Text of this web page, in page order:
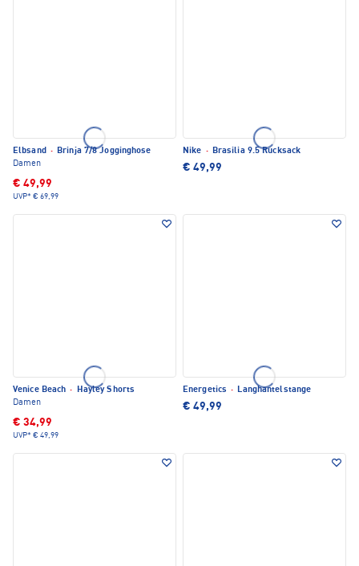
Elbsand · Brinja 7/8 Jogginghose
Damen
€ 49,99
UVP* € 69,99
Nike · Brasilia 9.5 Rucksack
€ 49,99
Venice Beach ·
Hayley Shorts
Damen
€ 34,99
UVP* € 49,99
Energetics · Langhantelstange
€ 49,99